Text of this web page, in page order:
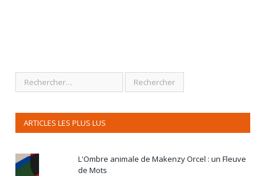
ARTICLES LES PLUS LUS
L'Ombre animale de Makenzy Orcel : un Fleuve
de Mots